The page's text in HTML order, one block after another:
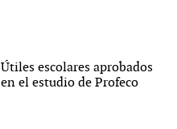
Útiles escolares aprobados
en el estudio de Profeco